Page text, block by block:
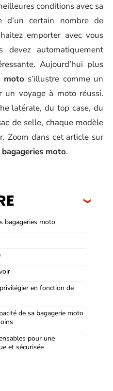
conditions avec sa
d’un certain nombre de
emporter avec vous
devez automatiquement
Aujourd’hui plus
moto s’illustre comme un
un voyage à moto réussi.
latérale, du top case, du
de selle, chaque modèle
Zoom dans cet article sur
bagageries moto.
bagageries moto
en fonction de
de sa bagagerie moto
pour une
et sécurisée